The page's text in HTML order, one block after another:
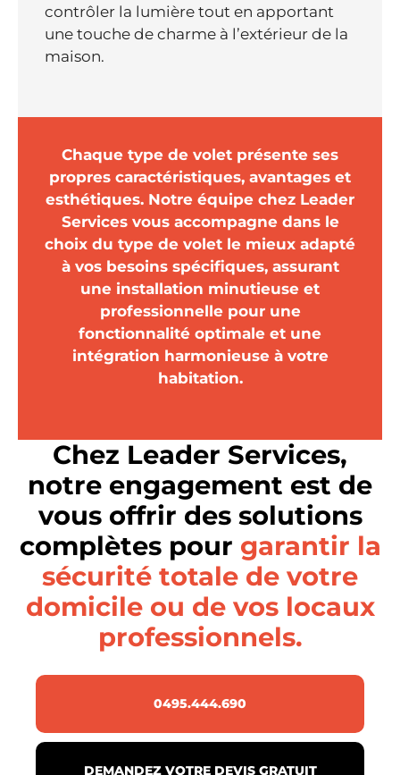
contrôler la lumière tout en apportant
une touche de charme à l’extérieur de la
maison.
Chaque type de volet présente ses
propres caractéristiques, avantages et
esthétiques. Notre équipe chez Leader
Services vous accompagne dans le
choix du type de volet le mieux adapté
à vos besoins spécifiques, assurant
une installation minutieuse et
professionnelle pour une
fonctionnalité optimale et une
intégration harmonieuse à votre
habitation.
Chez Leader Services,
notre engagement est de
vous offrir des solutions
complètes pour garantir la
sécurité totale de votre
domicile ou de vos locaux
professionnels.
0495.444.690
DEMANDEZ VOTRE DEVIS GRATUIT